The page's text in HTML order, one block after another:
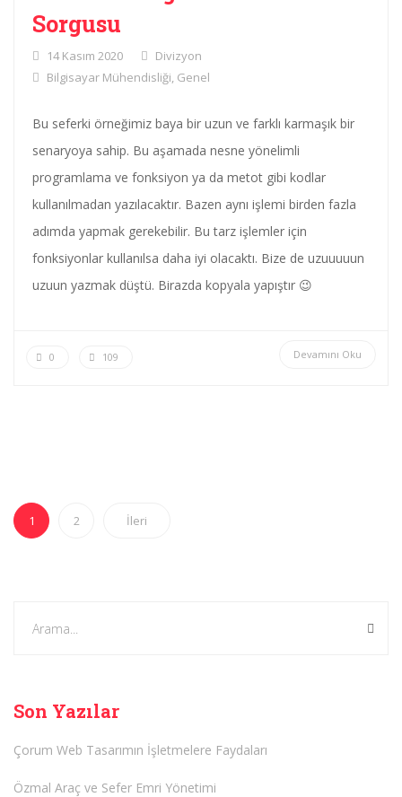
Sorgusu
14 Kasım 2020
Divizyon
Bilgisayar Mühendisliği, Genel
Bu seferki örneğimiz baya bir uzun ve farklı karmaşık bir
senaryoya sahip. Bu aşamada nesne yönelimli
programlama ve fonksiyon ya da metot gibi kodlar
kullanılmadan yazılacaktır. Bazen aynı işlemi birden fazla
adımda yapmak gerekebilir. Bu tarz işlemler için
fonksiyonlar kullanılsa daha iyi olacaktı. Bize de uzuuuuun
uzuun yazmak düştü. Birazda kopyala yapıştır 😉
Devamını Oku
0 109
1 2 İleri
Son Yazılar
Çorum Web Tasarımın İşletmelere Faydaları
Özmal Araç ve Sefer Emri Yönetimi